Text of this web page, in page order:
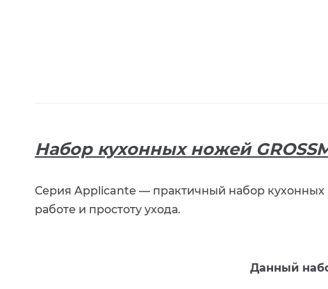
Набор кухонных ножей
Серия Applicante — практичный набор кухонных
работе и простоту ухода.
Данный